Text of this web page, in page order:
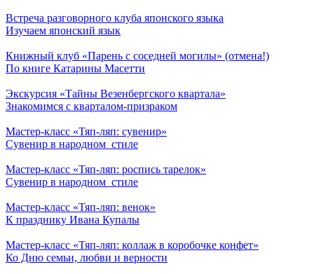
Встреча разговорного клуба японского языка
Изучаем японский язык
Книжный клуб «Парень с соседней могилы» (отмена!)
По книге Катарины Масетти
Экскурсия «Тайны Везенбергского квартала»
Знакомимся с кварталом-призраком
Мастер-класс «Тяп-ляп: сувенир»
Сувенир в народном стиле
Мастер-класс «Тяп-ляп: роспись тарелок»
Сувенир в народном стиле
Мастер-класс «Тяп-ляп: венок»
К празднику Ивана Купалы
Мастер-класс «Тяп-ляп: коллаж в коробочке конфет»
Ко Дню семьи, любви и верности